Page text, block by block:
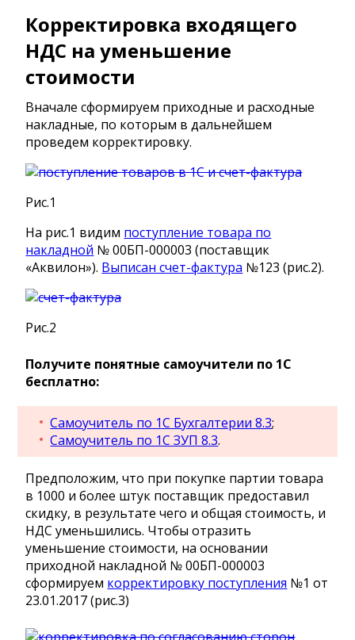
Корректировка входящего
НДС на уменьшение
стоимости
Вначале сформируем приходные и расходные
накладные, по которым в дальнейшем
проведем корректировку.
Рис.1
На рис.1 видим поступление товара по
накладной № 00БП-000003 (поставщик
«Аквилон»). Выписан счет-фактура №123 (рис.2).
Рис.2
Получите понятные самоучители по 1С
бесплатно:
Самоучитель по 1С Бухгалтерии 8.3;
Самоучитель по 1С ЗУП 8.3.
Предположим, что при покупке партии товара
в 1000 и более штук поставщик предоставил
скидку, в результате чего и общая стоимость, и
НДС уменьшились. Чтобы отразить
уменьшение стоимости, на основании
приходной накладной № 00БП-000003
сформируем корректировку поступления №1 от
23.01.2017 (рис.3)